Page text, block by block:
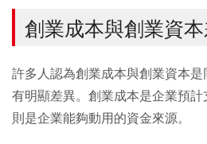
創業成本與創業資
許多人認為創業成本與創業資本
有明顯差異。創業成本是企業預
則是企業能夠動用的資金來源。